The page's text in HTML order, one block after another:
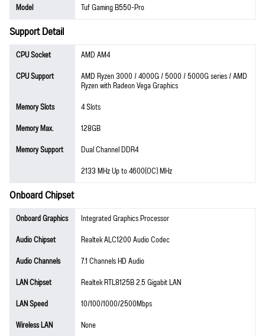
Model
Tuf Gaming B550-Pro
Support Detail
CPU Socket
AMD AM4
CPU Support
AMD Ryzen 3000 / 4000G / 5000 / 5000G series / AMD
Ryzen with Radeon Vega Graphics
Memory Slots
4 Slots
Memory Max.
128GB
Memory Support
Dual Channel DDR4
2133 MHz Up to 4600(OC) MHz
Onboard Chipset
Onboard Graphics
Integrated Graphics Processor
Audio Chipset
Realtek ALC1200 Audio Codec
Audio Channels
7.1 Channels HD Audio
LAN Chipset
Realtek RTL8125B 2.5 Gigabit LAN
LAN Speed
10/100/1000/2500Mbps
Wireless LAN
None